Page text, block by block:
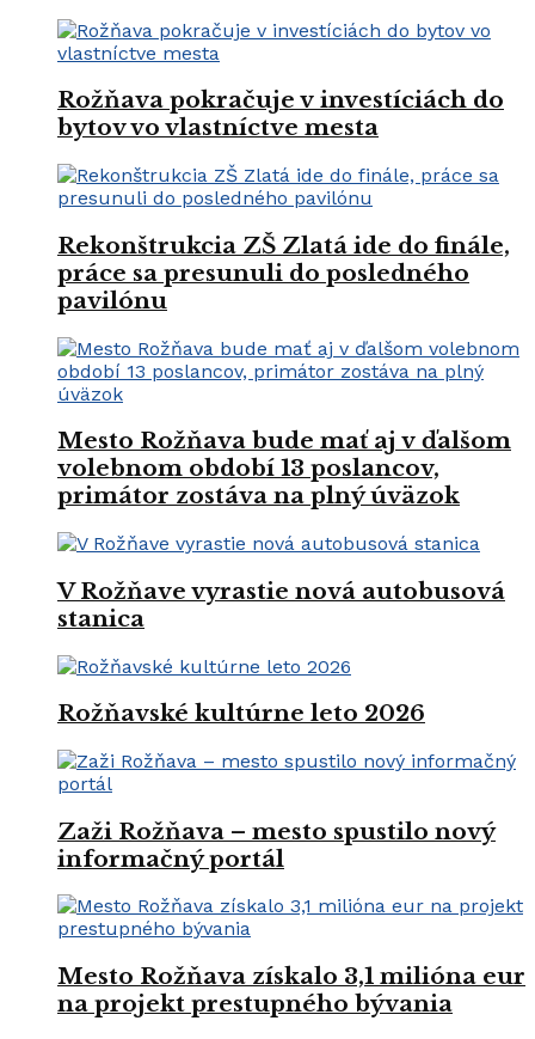
Rožňava pokračuje v investíciách do
bytov vo vlastníctve mesta
Rekonštrukcia ZŠ Zlatá ide do finále,
práce sa presunuli do posledného
pavilónu
Mesto Rožňava bude mať aj v ďalšom
volebnom období 13 poslancov,
primátor zostáva na plný úväzok
V Rožňave vyrastie nová autobusová
stanica
Rožňavské kultúrne leto 2026
Zaži Rožňava – mesto spustilo nový
informačný portál
Mesto Rožňava získalo 3,1 milióna eur
na projekt prestupného bývania